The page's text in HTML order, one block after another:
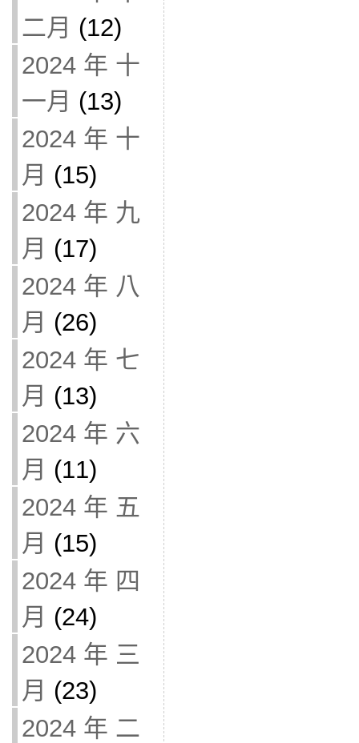
二月 (12)
2024 年 十
一月 (13)
2024 年 十
月 (15)
2024 年 九
月 (17)
2024 年 八
月 (26)
2024 年 七
月 (13)
2024 年 六
月 (11)
2024 年 五
月 (15)
2024 年 四
月 (24)
2024 年 三
月 (23)
2024 年 二